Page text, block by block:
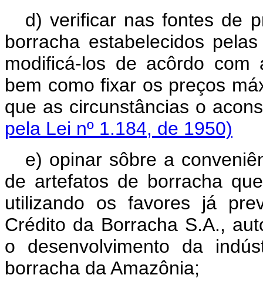
d) verificar nas fontes de
borracha estabelecidos
modificá-los de acôrdo com
bem como fixar os preços
que as circunstâncias
pela Lei nº 1.184, de 1950)
e) opinar sôbre a
de artefatos de borracha
utilizando os favores já
Crédito da Borracha S.A.,
o desenvolvimento da
borracha da Amazônia;